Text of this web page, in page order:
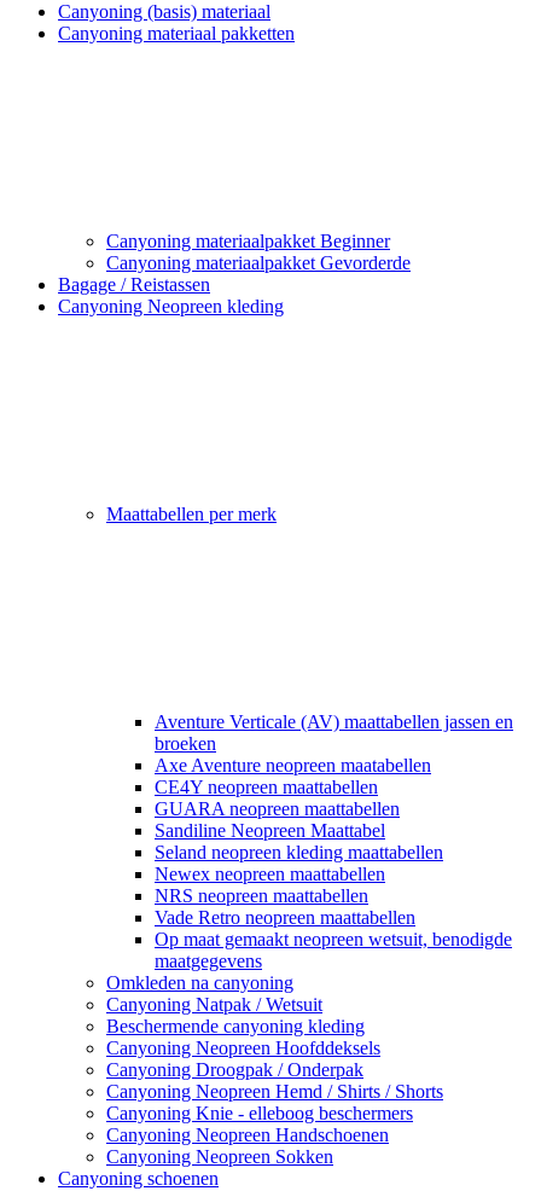
Canyoning (basis) materiaal
Canyoning materiaal pakketten
Canyoning materiaalpakket Beginner
Canyoning materiaalpakket Gevorderde
Bagage / Reistassen
Canyoning Neopreen kleding
Maattabellen per merk
Aventure Verticale (AV) maattabellen jassen en
broeken
Axe Aventure neopreen maatabellen
CE4Y neopreen maattabellen
GUARA neopreen maattabellen
Sandiline Neopreen Maattabel
Seland neopreen kleding maattabellen
Newex neopreen maattabellen
NRS neopreen maattabellen
Vade Retro neopreen maattabellen
Op maat gemaakt neopreen wetsuit, benodigde
maatgegevens
Omkleden na canyoning
Canyoning Natpak / Wetsuit
Beschermende canyoning kleding
Canyoning Neopreen Hoofddeksels
Canyoning Droogpak / Onderpak
Canyoning Neopreen Hemd / Shirts / Shorts
Canyoning Knie - elleboog beschermers
Canyoning Neopreen Handschoenen
Canyoning Neopreen Sokken
Canyoning schoenen